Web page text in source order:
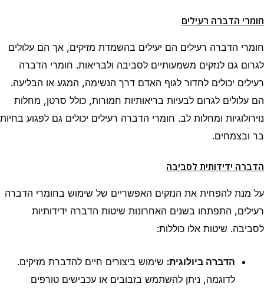
חומרי הדברה רעילים
חומרי הדברה רעילים הם יעילים בהשמדת מזיקים, אך הם עלולים
לגרום גם לנזקים משמעותיים לסביבה ולבריאות. חומרי הדברה
רעילים יכולים לחדור לגוף האדם דרך הנשימה, המגע או הבליעה.
הם עלולים לגרום לבעיות בריאותיות חמורות, כולל סרטן, מחלות
נוירולוגיות ומחלות לב. חומרי הדברה רעילים יכולים גם לפגוע בחיות
בר ובצמחים.
הדברה ידידותית לסביבה
על מנת להפחית את הנזקים האפשריים של שימוש בחומרי הדברה
רעילים, התפתחו בשנים האחרונות שיטות הדברה ידידותיות
לסביבה. שיטות אלו כוללות:
הדברה ביולוגית: שימוש ביצורים חיים להדברת מזיקים.
לדוגמה, ניתן להשתמש בזבובים או עכבישים טורפים